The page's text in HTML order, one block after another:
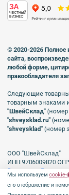
ЗА
ЧЕСТНЫЙ
БИЗНЕС
© 2020-2026 Полное
сайта,
любой форме,
правообладателя
Следующие
товарным знаками
"ШвейСклад" (номер
"shveуsklad.ru"
"shveysklad" (номер
ООО "ШвейСклад"
ИНН 9706009820
Включен в Реестр
персональных
№231 от 16.06.2023.
Мы используем cookie-
его отображение и